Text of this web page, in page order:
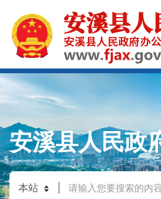
安溪县人民政